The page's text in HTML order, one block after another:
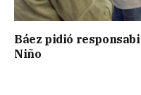
Báez pidió
Niño